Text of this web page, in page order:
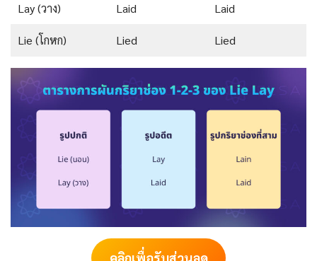
Lay (วาง) Laid Laid
Lie (โกหก) Lied Lied
คลิกเพื่อรับส่วนลด